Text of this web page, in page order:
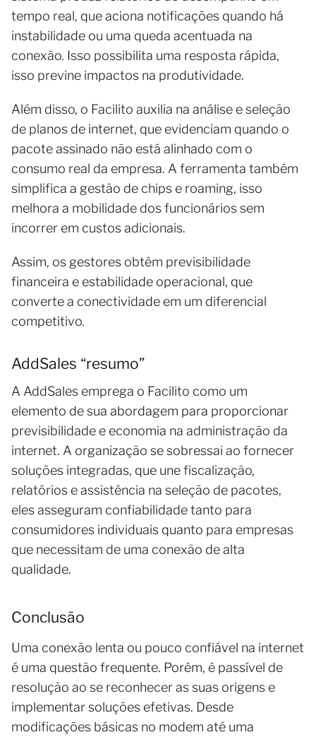
tempo real, que aciona notificações quando há
instabilidade ou uma queda acentuada na
conexão. Isso possibilita uma resposta rápida,
isso previne impactos na produtividade.
Além disso, o Facilito auxilia na análise e seleção
de planos de internet, que evidenciam quando o
pacote assinado não está alinhado com o
consumo real da empresa. A ferramenta também
simplifica a gestão de chips e roaming, isso
melhora a mobilidade dos funcionários sem
incorrer em custos adicionais.
Assim, os gestores obtêm previsibilidade
financeira e estabilidade operacional, que
converte a conectividade em um diferencial
competitivo.
AddSales “resumo”
A AddSales emprega o Facilito como um
elemento de sua abordagem para proporcionar
previsibilidade e economia na administração da
internet. A organização se sobressai ao fornecer
soluções integradas, que une fiscalização,
relatórios e assistência na seleção de pacotes,
eles asseguram confiabilidade tanto para
consumidores individuais quanto para empresas
que necessitam de uma conexão de alta
qualidade.
Conclusão
Uma conexão lenta ou pouco confiável na internet
é uma questão frequente. Porém, é passível de
resolução ao se reconhecer as suas origens e
implementar soluções efetivas. Desde
modificações básicas no modem até uma